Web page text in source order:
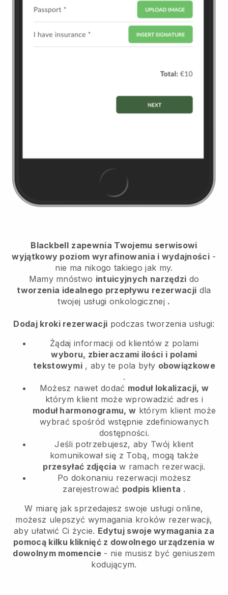
Blackbell zapewnia Twojemu serwisowi
wyjątkowy poziom wyrafinowania i wydajności -
nie ma nikogo takiego jak my.
Mamy mnóstwo intuicyjnych narzędzi do
tworzenia idealnego przepływu rezerwacji dla
twojej usługi onkologicznej .
Dodaj kroki rezerwacji podczas tworzenia usługi:
Żądaj informacji od klientów z polami
wyboru, zbieraczami ilości i polami
tekstowymi , aby te pola były obowiązkowe
.
Możesz nawet dodać moduł lokalizacji, w
którym klient może wprowadzić adres i
moduł harmonogramu, w którym klient może
wybrać spośród wstępnie zdefiniowanych
dostępności.
Jeśli potrzebujesz, aby Twój klient
komunikował się z Tobą, mogą także
przesyłać zdjęcia w ramach rezerwacji.
Po dokonaniu rezerwacji możesz
zarejestrować podpis klienta .
W miarę jak sprzedajesz swoje usługi online,
możesz ulepszyć wymagania kroków rezerwacji,
aby ułatwić Ci życie. Edytuj swoje wymagania za
pomocą kilku kliknięć z dowolnego urządzenia w
dowolnym momencie- nie musisz być geniuszem
kodującym.